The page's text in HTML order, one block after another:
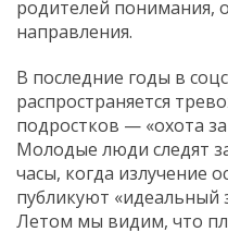
родителей понимания,
направления.
В последние годы в
распространяется
подростков — «охота
Молодые люди следят
часы, когда излучение
публикуют «идеальный
Летом мы видим, что